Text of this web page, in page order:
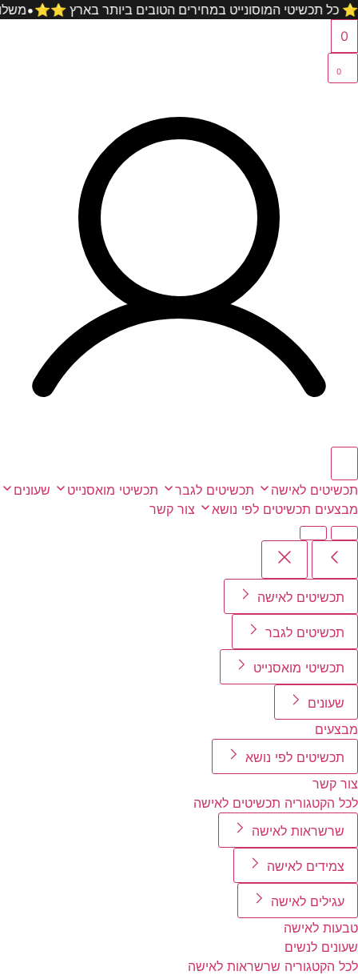
דלג
לתוכן
על כל קניה ⭐️⭐️ כל תכשיטי המוסונייט במחירים הטובים
0
0
תכשיטים לאישה תכשיטים לגבר תכשיטי מואסנייט
שעונים
מבצעים תכשיטים לפי נושא צור קשר
תכשיטים לאישה
תכשיטים לגבר
תכשיטי מואסנייט
שעונים
מבצעים
תכשיטים לפי נושא
צור קשר
לכל הקטגוריה תכשיטים לאישה
שרשראות לאישה
צמידים לאישה
עגילים לאישה
טבעות לאישה
שעונים לנשים
לכל הקטגוריה שרשראות לאישה